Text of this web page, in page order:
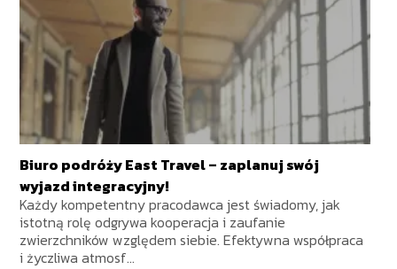
Biuro podróży East Travel – zaplanuj swój
wyjazd integracyjny!
Każdy kompetentny pracodawca jest świadomy, jak
istotną rolę odgrywa kooperacja i zaufanie
zwierzchników względem siebie. Efektywna współpraca
i życzliwa atmosf...